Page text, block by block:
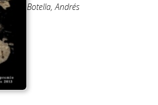
Botella, Andrés